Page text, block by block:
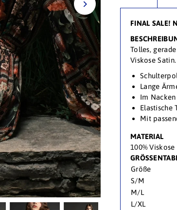
FINAL SALE!
Tolles,
Viskose Satin.
Lange
Im
Elastische
Mit
MATERIAL
100% Viskose
Größe
S/M
M/L
L/XL